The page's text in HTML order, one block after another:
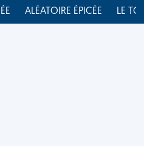
ALÉATOIRE ÉPICÉE LE